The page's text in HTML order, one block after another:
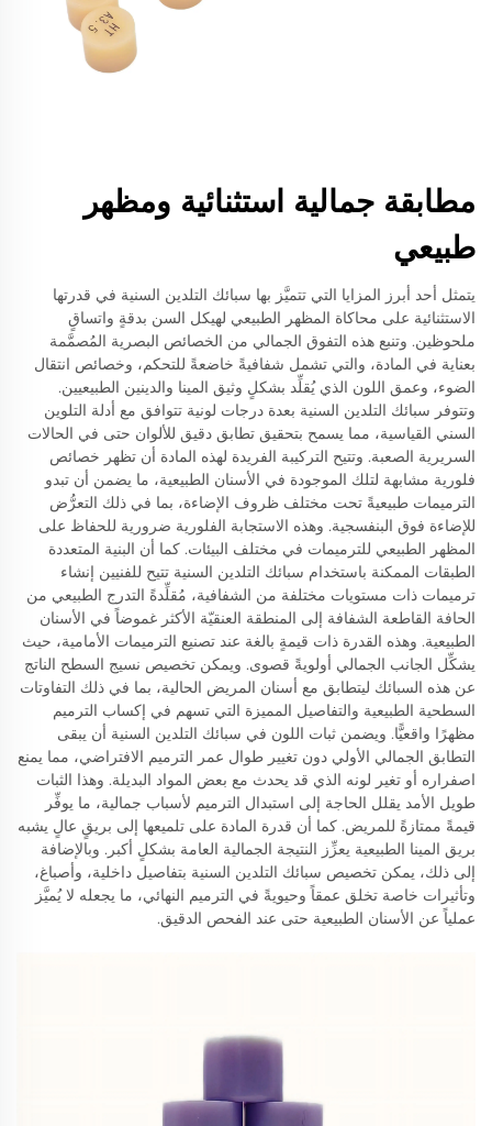
مطابقة جمالية استثنائية ومظهر
طبيعي
يتمثل أحد أبرز المزايا التي تتميَّز بها سبائك التلدين السنية في قدرتها
الاستثنائية على محاكاة المظهر الطبيعي لهيكل السن بدقةٍ واتساقٍ
ملحوظين. وتنبع هذه التفوق الجمالي من الخصائص البصرية المُصمَّمة
بعناية في المادة، والتي تشمل شفافيةً خاضعةً للتحكم، وخصائص انتقال
الضوء، وعمق اللون الذي يُقلِّد بشكلٍ وثيق المينا والدينين الطبيعيين.
وتتوفر سبائك التلدين السنية بعدة درجات لونية تتوافق مع أدلة التلوين
السني القياسية، مما يسمح بتحقيق تطابق دقيق للألوان حتى في الحالات
السريرية الصعبة. وتتيح التركيبة الفريدة لهذه المادة أن تظهر خصائص
فلورية مشابهة لتلك الموجودة في الأسنان الطبيعية، ما يضمن أن تبدو
الترميمات طبيعيةً تحت مختلف ظروف الإضاءة، بما في ذلك التعرُّض
للإضاءة فوق البنفسجية. وهذه الاستجابة الفلورية ضرورية للحفاظ على
المظهر الطبيعي للترميمات في مختلف البيئات. كما أن البنية المتعددة
الطبقات الممكنة باستخدام سبائك التلدين السنية تتيح للفنيين إنشاء
ترميمات ذات مستويات مختلفة من الشفافية، مُقلِّدةً التدرج الطبيعي من
الحافة القاطعة الشفافة إلى المنطقة العنقيّة الأكثر غموضاً في الأسنان
الطبيعية. وهذه القدرة ذات قيمةٍ بالغة عند تصنيع الترميمات الأمامية، حيث
يشكِّل الجانب الجمالي أولويةً قصوى. ويمكن تخصيص نسيج السطح الناتج
عن هذه السبائك ليتطابق مع أسنان المريض الحالية، بما في ذلك التفاوتات
السطحية الطبيعية والتفاصيل المميزة التي تسهم في إكساب الترميم
مظهرًا واقعيًّا. ويضمن ثبات اللون في سبائك التلدين السنية أن يبقى
التطابق الجمالي الأولي دون تغيير طوال عمر الترميم الافتراضي، مما يمنع
اصفراره أو تغير لونه الذي قد يحدث مع بعض المواد البديلة. وهذا الثبات
طويل الأمد يقلل الحاجة إلى استبدال الترميم لأسباب جمالية، ما يوفِّر
قيمةً ممتازةً للمريض. كما أن قدرة المادة على تلميعها إلى بريقٍ عالٍ يشبه
بريق المينا الطبيعية يعزِّز النتيجة الجمالية العامة بشكلٍ أكبر. وبالإضافة
إلى ذلك، يمكن تخصيص سبائك التلدين السنية بتفاصيل داخلية، وأصباغ،
وتأثيرات خاصة تخلق عمقاً وحيويةً في الترميم النهائي، ما يجعله لا يُميَّز
عملياً عن الأسنان الطبيعية حتى عند الفحص الدقيق.